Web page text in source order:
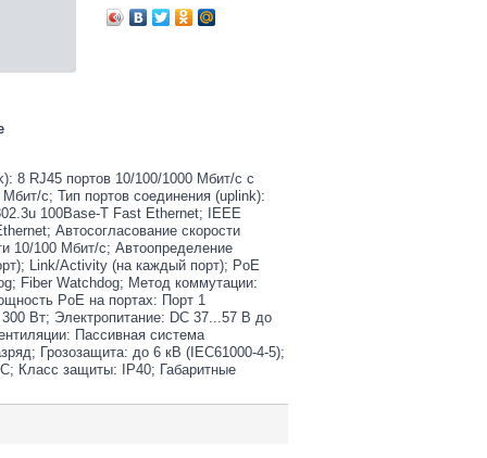
8 RJ45 портов 10/100/1000 Мбит/с c
с; Тип портов соединения (uplink):
100Base-T Fast Ethernet; IEEE
Автосогласование скорости
10/100 Мбит/с; Автоопределение
Link/Activity (на каждый порт); PoE
Fiber Watchdog; Метод коммутации:
PoE на портах: Порт 1
Вт; Электропитание: DC 37...57 В до
Пассивная система
Грозозащита: до 6 кВ (IEC61000-4-5);
Класс защиты: IP40; Габаритные